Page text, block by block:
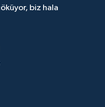
biz hala